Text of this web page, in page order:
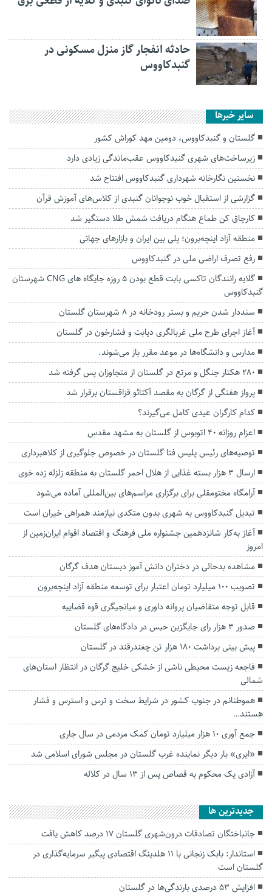
حادثه انفجار گاز منزل مسکونی در
گنبدکاووس
سایر خبرها
گلستان و گنبدکاووس، دومین مهد کوراش کشور
زیرساخت‌های شهری گنبدکاووس عقب‌ماندگی زیادی دارد
نخستین نگارخانه شهرداری گنبدکاووس افتتاح شد
گزارشی از استقبال خوب نوجوانان گنبدی از کلاس‌های آموزش قرآن
کارچاق کن طماع هنگام دریافت شمش طلا دستگیر شد
منطقه آزاد اینچه‌برون؛ پلی بین ایران و بازارهای جهانی
رفع تصرف اراضی ملی در گنبدكاووس
گلایه رانندگان تاکسی بابت قطع بودن ۵ روزه جایگاه های CNG شهرستان
گنبدکاووس
سنددار شدن حریم و بستر رودخانه در ۸ شهرستان گلستان
آغاز اجرای طرح ملی غربالگری دیابت و فشارخون در گلستان
مدارس و دانشگاه‌ها در موعد مقرر باز می‌شوند.
۲۸۰ هکتار جنگل و مرتع در گلستان از متجاوزان پس گرفته شد
پرواز هفتگی از گرگان به مقصد آکتائو قزاقستان برقرار شد
کدام کارگران عیدی کامل می‌گیرند؟
اعزام روزانه ۴۰ اتوبوس از گلستان به مشهد مقدس
توصیه‌های رئیس پلیس فتا گلستان در خصوص جلوگیری از کلاهبرداری
ارسال ۳ هزار بسته غذایی از هلال احمر گلستان به منطقه زلزله زده خوی
آرامگاه مختومقلی برای برگزاری مراسم‌های بین‌المللی آماده می‌شود
تبدیل گنبدکاووس به شهری بدون متکدی نیازمند همراهی خیران است
آغاز به‌کار شانزدهمین جشنواره ملی فرهنگ و اقتصاد اقوام ایران‌زمین از
امروز
مشاهده بدحالی در دختران دانش آموز دبستان هدف گرگان
تصویب ۱۰۰ میلیارد تومان اعتبار برای توسعه منطقه آزاد اینچه‌برون
قابل توجه متقاضیان پروانه داوری و میانجیگری قوه قضاییه
صدور ۳ هزار رای جایگزین حبس در دادگاه‌های گلستان
پیش بینی برداشت ۱۸۰ هزار تن چغندرقند در گلستان
فاجعه زیست محیطی ناشی از خشکی خلیج گرگان در انتظار استان‌های
شمالی
هموطنانم در جنوب کشور در شرایط سخت و ترس و استرس و فشار
هستند…
جمع آوری ۱۰ هزار میلیارد تومان کمک مردمی در سال جاری
«ایری» بار دیگر نماینده غرب گلستان در مجلس شورای اسلامی شد
آزادی یک محکوم به قصاص پس از ۱۳ سال در کلاله
جديدترين ها
جانباختگان تصادفات درون‌شهری گلستان ۱۷ درصد کاهش یافت
استاندار: بابک زنجانی با ۱۱ هلدینگ اقتصادی پیگیر سرمایه‌گذاری در
گلستان است
افزایش ۵۳ درصدی بارندگی‌ها در گلستان